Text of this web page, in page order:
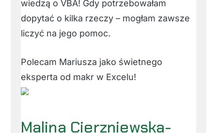
wiedzą o VBA! Gdy potrzebowałam
dopytać o kilka rzeczy – mogłam zawsze
liczyć na jego pomoc.
Polecam Mariusza jako świetnego
eksperta od makr w Excelu!
Malina Cierzniewska-